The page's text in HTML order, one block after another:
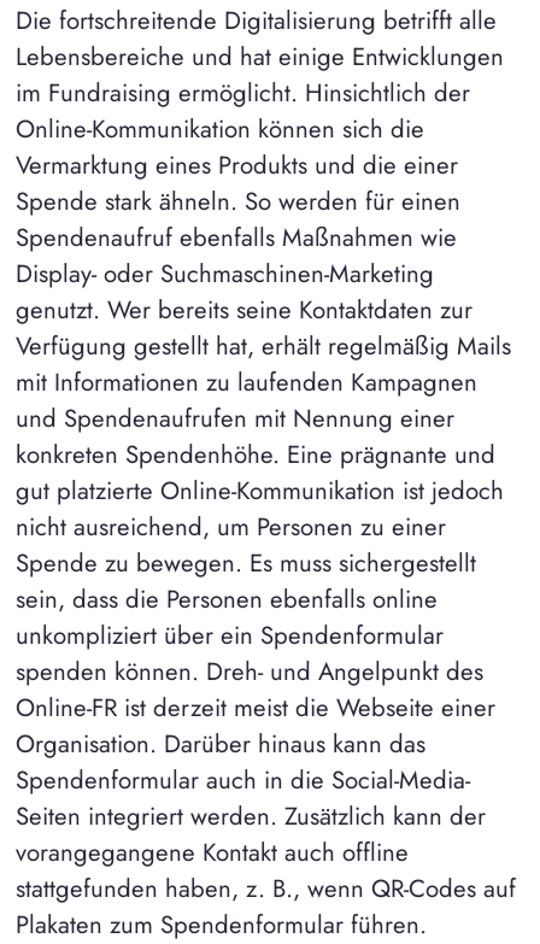
Die fortschreitende Digitalisierung betrifft alle
Lebensbereiche und hat einige Entwicklungen
im Fundraising ermöglicht. Hinsichtlich der
Online-Kommunikation können sich die
Vermarktung eines Produkts und die einer
Spende stark ähneln. So werden für einen
Spendenaufruf ebenfalls Maßnahmen wie
Display- oder Suchmaschinen-Marketing
genutzt. Wer bereits seine Kontaktdaten zur
Verfügung gestellt hat, erhält regelmäßig Mails
mit Informationen zu laufenden Kampagnen
und Spendenaufrufen mit Nennung einer
konkreten Spendenhöhe. Eine prägnante und
gut platzierte Online-Kommunikation ist jedoch
nicht ausreichend, um Personen zu einer
Spende zu bewegen. Es muss sichergestellt
sein, dass die Personen ebenfalls online
unkompliziert über ein Spendenformular
spenden können. Dreh- und Angelpunkt des
Online-FR ist derzeit meist die Webseite einer
Organisation. Darüber hinaus kann das
Spendenformular auch in die Social-Media-
Seiten integriert werden. Zusätzlich kann der
vorangegangene Kontakt auch offline
stattgefunden haben, z. B., wenn QR-Codes auf
Plakaten zum Spendenformular führen.